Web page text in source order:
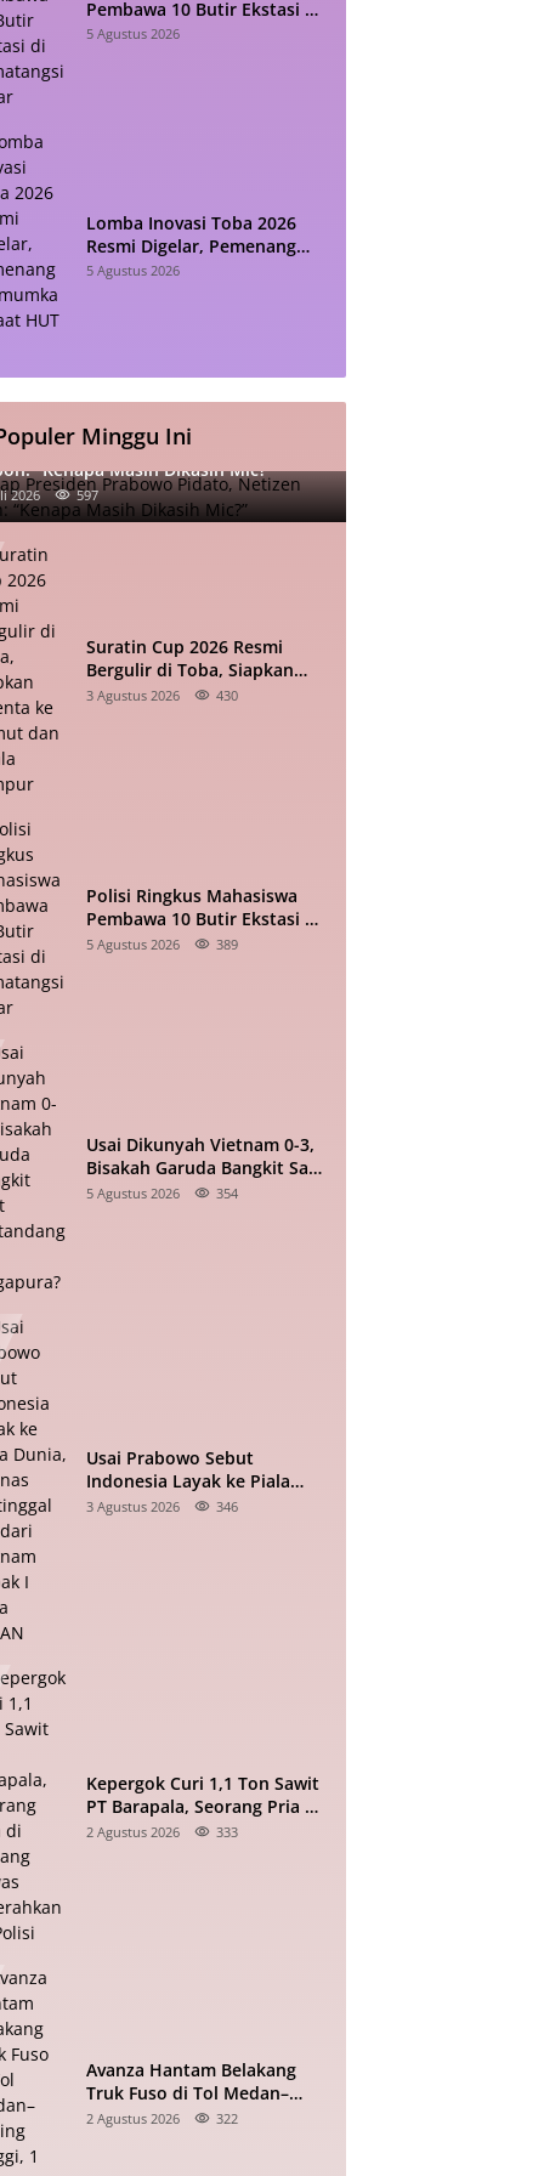
Pembawa 10 Butir Ekstasi di
Pematangsiantar
5 Agustus 2026
Lomba Inovasi Toba 2026
Resmi Digelar, Pemenang
Diumumkan Saat HUT RI
5 Agustus 2026
Minggu Ini
Presiden Prabowo Pidato, Netizen
“Kenapa Masih Dikasih Mic?”
2026 597
Suratin Cup 2026 Resmi
Bergulir di Toba, Siapkan
Talenta ke Sumut dan Kuala
3 Agustus 2026 430
Polisi Ringkus Mahasiswa
Pembawa 10 Butir Ekstasi di
Pematangsiantar
5 Agustus 2026 389
Usai Dikunyah Vietnam 0-3,
Bisakah Garuda Bangkit Saat
Bertandang ke Singapura?
5 Agustus 2026 354
Usai Prabowo Sebut
Indonesia Layak ke Piala
Dunia, Timnas Tertinggal 0-2
3 Agustus 2026 346
Kepergok Curi 1,1 Ton Sawit
PT Barapala, Seorang Pria di
Padang Lawas Diserahkan ke
2 Agustus 2026 333
Avanza Hantam Belakang
Truk Fuso di Tol Medan–
Tebing Tinggi, 1 Tewas, 7
2 Agustus 2026 322